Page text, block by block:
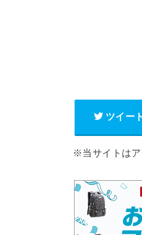
ツイート
※当サイトはア